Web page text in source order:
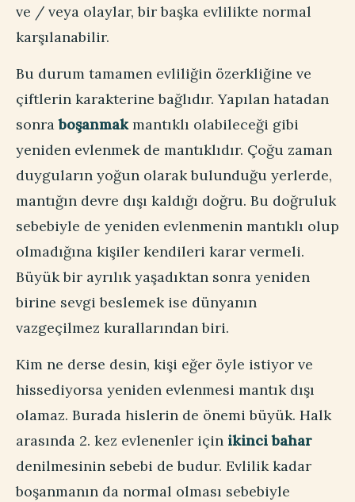
ve / veya olaylar, bir başka evlilikte normal
karşılanabilir.
Bu durum tamamen evliliğin özerkliğine ve
çiftlerin karakterine bağlıdır. Yapılan hatadan
sonraboşanmakmantıklı olabileceği gibi
yeniden evlenmek de mantıklıdır. Çoğu zaman
duyguların yoğun olarak bulunduğu yerlerde,
mantığın devre dışı kaldığı doğru. Bu doğruluk
sebebiyle de yeniden evlenmenin mantıklı olup
olmadığına kişiler kendileri karar vermeli.
Büyük bir ayrılık yaşadıktan sonra yeniden
birine sevgi beslemek ise dünyanın
vazgeçilmez kurallarından biri.
Kim ne derse desin, kişi eğer öyle istiyor ve
hissediyorsa yeniden evlenmesi mantık dışı
olamaz. Burada hislerin de önemi büyük. Halk
arasında 2. kez evlenenler için ikinci bahar
denilmesinin sebebi de budur. Evlilik kadar
boşanmanın da normal olması sebebiyle